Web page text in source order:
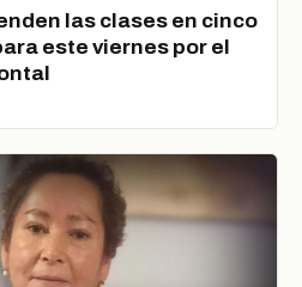
las clases en cinco
este viernes por el